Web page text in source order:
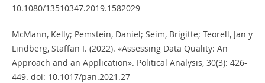
10.1080/13510347.2019.1582029
McMann, Kelly; Pemstein, Daniel; Seim, Brigitte; Teorell, Jan y
Lindberg, Staffan I. (2022). «Assessing Data Quality: An
Approach and an Application». Political Analysis, 30(3): 426-
449. doi: 10.1017/pan.2021.27